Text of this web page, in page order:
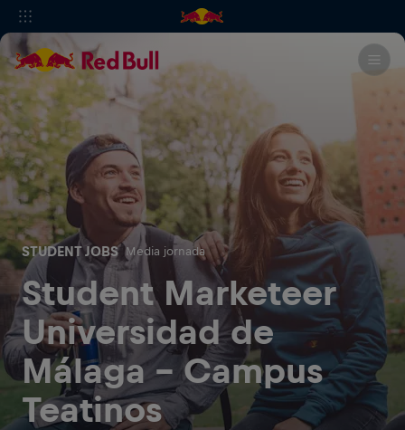
STUDENT JOBS Media jornada
Student Marketeer
Universidad de
Málaga - Campus
Teatinos